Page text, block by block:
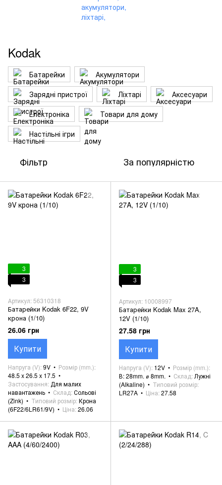
Kodak
Батарейки
Акумулятори
Зарядні пристрої
Ліхтарі
Аксесуари
Електроніка
Товари для дому
Настільні ігри
Фільтр За популярністю
3
3
Артикул: 56310318
Батарейки Kodak 6F22, 9V
крона (1/10)
26.06 грн
Купити
Напруга (V) 9V
Розмір (mm.)
48.5 x 26.5 x 17.5
Застосування Для малих
навантажень
Склад Сольові
(Zink)
Типовий розмір Крона
(6F22/6LR61/9V)
Ціна 26.06
3
3
Артикул: 10008997
Батарейки Kodak Max 27A,
12V (1/10)
27.58 грн
Купити
Напруга (V) 12V
Розмір (mm.)
В: 28mm. ⌀ 8mm.
Склад Лужні
(Alkaline)
Типовий розмір
LR27A
Ціна 27.58